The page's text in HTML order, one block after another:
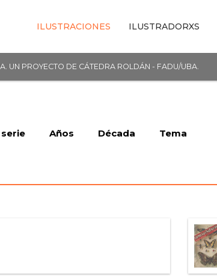
ILUSTRACIONES ILUSTRADORXS
UN PROYECTO DE CÁTEDRA ROLDÁN - FADU/UBA.
Años Década Tema